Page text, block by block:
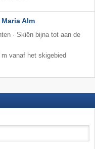
Alm
· Skiën bijna tot aan de
m vanaf het skigebied